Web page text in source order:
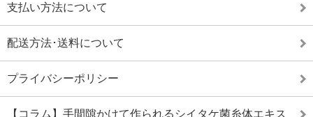
支払い方法について
配送方法･送料について
プライバシーポリシー
【コラム】手間隙かけて作られるシイタケ菌糸体エキス